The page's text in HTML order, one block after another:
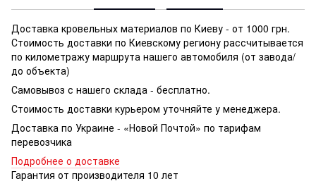
Доставка кровельных материалов по Киеву - от 1000 грн.
Стоимость доставки по Киевскому региону рассчитывается
по километражу маршрута нашего автомобиля (от завода/
до объекта)
Самовывоз с нашего склада - бесплатно.
Стоимость доставки курьером уточняйте у менеджера.
Доставка по Украине - «Новой Почтой» по тарифам
перевозчика
Подробнее о доставке
Гарантия от производителя 10 лет